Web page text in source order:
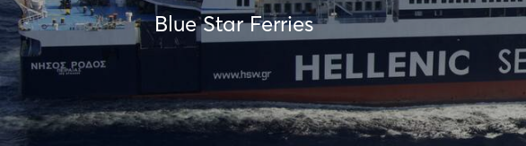
Blue Star Ferries